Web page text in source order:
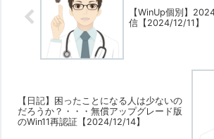
【WinUp個別】
信【2024/12/11】
【日記】困ったことになる人は少ないの
だろうか？・・・無償アップグレード版
のWin11再認証【2024/12/14】